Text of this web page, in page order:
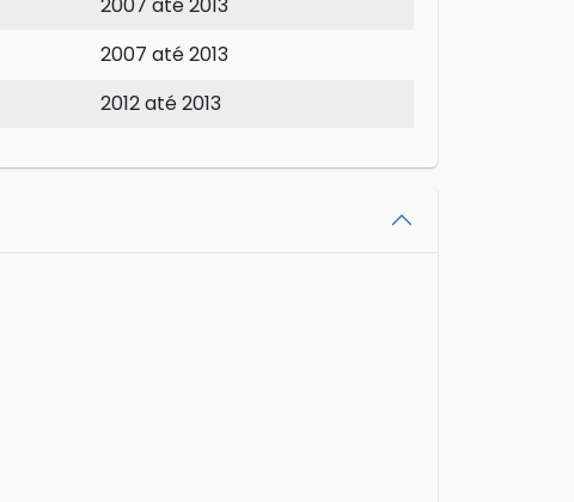
2007 até 2013
2007 até 2013
2012 até 2013